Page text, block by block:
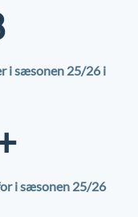
i sæsonen 25/26 i
i sæsonen 25/26